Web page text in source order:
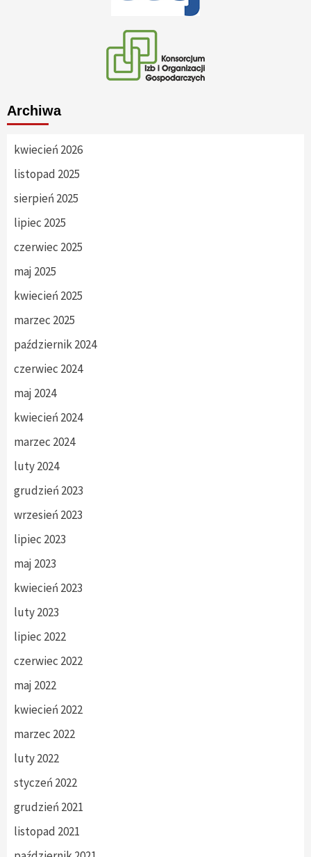
Archiwa
kwiecień 2026
listopad 2025
sierpień 2025
lipiec 2025
czerwiec 2025
maj 2025
kwiecień 2025
marzec 2025
październik 2024
czerwiec 2024
maj 2024
kwiecień 2024
marzec 2024
luty 2024
grudzień 2023
wrzesień 2023
lipiec 2023
maj 2023
kwiecień 2023
luty 2023
lipiec 2022
czerwiec 2022
maj 2022
kwiecień 2022
marzec 2022
luty 2022
styczeń 2022
grudzień 2021
listopad 2021